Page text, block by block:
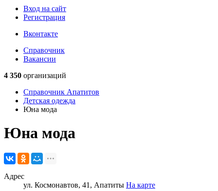
Вход на сайт
Регистрация
Вконтакте
Справочник
Вакансии
4 350 организаций
Справочник Апатитов
Детская одежда
Юна мода
Юна мода
Адрес
ул. Космонавтов, 41, Апатиты На карте